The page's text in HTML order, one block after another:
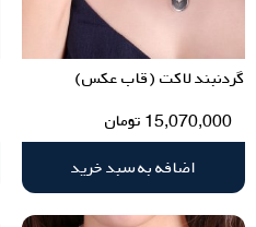
گردنبند لاکت (قاب عکس)
15,070,000 تومان
اضافه به سبد خرید